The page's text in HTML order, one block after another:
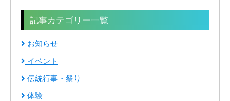
記事カテゴリー一覧
お知らせ
イベント
伝統行事・祭り
体験